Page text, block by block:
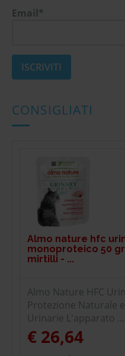
Email*
CONSIGLIATI
Almo nature hfc
monoproteico 50
mirtilli - ...
Almo Nature HFC
Protezione Naturale
Urinarie L'apparato ...
€ 26,64